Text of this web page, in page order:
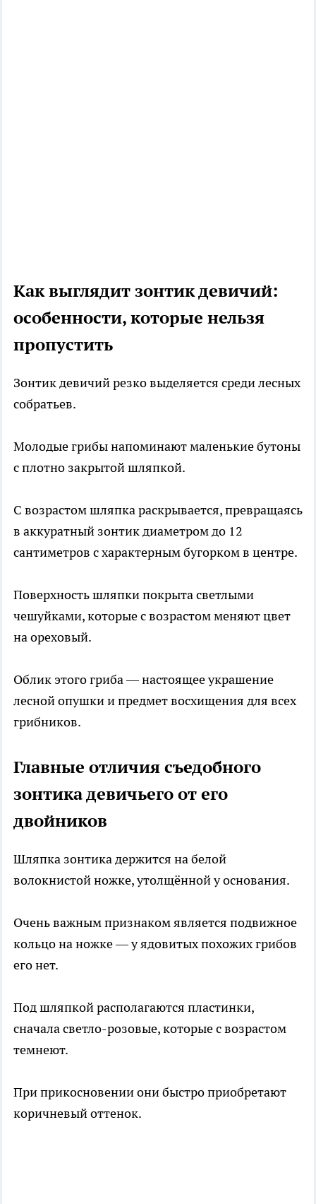
Как выглядит зонтик девичий:
особенности, которые нельзя
пропустить
Зонтик девичий резко выделяется среди лесных
собратьев.
Молодые грибы напоминают маленькие бутоны
с плотно закрытой шляпкой.
С возрастом шляпка раскрывается, превращаясь
в аккуратный зонтик диаметром до 12
сантиметров с характерным бугорком в центре.
Поверхность шляпки покрыта светлыми
чешуйками, которые с возрастом меняют цвет
на ореховый.
Облик этого гриба — настоящее украшение
лесной опушки и предмет восхищения для всех
грибников.
Главные отличия съедобного
зонтика девичьего от его
двойников
Шляпка зонтика держится на белой
волокнистой ножке, утолщённой у основания.
Очень важным признаком является подвижное
кольцо на ножке — у ядовитых похожих грибов
его нет.
Под шляпкой располагаются пластинки,
сначала светло-розовые, которые с возрастом
темнеют.
При прикосновении они быстро приобретают
коричневый оттенок.